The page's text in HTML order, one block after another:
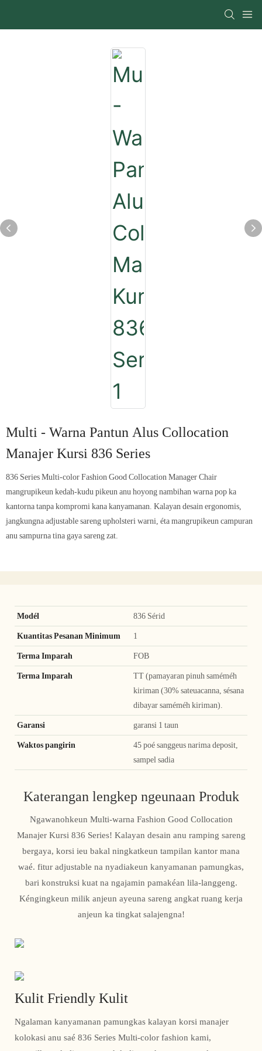
Multi - Warna Pantun Alus Collocation
Manajer Kursi 836 Series
836 Series Multi-color Fashion Good Collocation Manager Chair
mangrupikeun kedah-kudu pikeun anu hoyong nambihan warna pop ka
kantorna tanpa kompromi kana kanyamanan. Kalayan desain ergonomis,
jangkungna adjustable sareng upholsteri warni, éta mangrupikeun campuran
anu sampurna tina gaya sareng zat.
Modél 836 Sérid
Kuantitas Pesanan Minimum 1
Terma Imparah FOB
Terma Imparah
TT (pamayaran pinuh saméméh
kiriman (30% sateuacanna, sésana
dibayar saméméh kiriman).
Garansi garansi 1 taun
Waktos pangirin
45 poé sanggeus narima deposit,
sampel sadia
Katerangan lengkep ngeunaan Produk
Ngawanohkeun Multi-warna Fashion Good Collocation
Manajer Kursi 836 Series! Kalayan desain anu ramping sareng
bergaya, korsi ieu bakal ningkatkeun tampilan kantor mana
waé. fitur adjustable na nyadiakeun kanyamanan pamungkas,
bari konstruksi kuat na ngajamin pamakéan lila-langgeng.
Kéngingkeun milik anjeun ayeuna sareng angkat ruang kerja
anjeun ka tingkat salajengna!
Kulit Friendly Kulit
Ngalaman kanyamanan pamungkas kalayan korsi manajer
kolokasi anu saé 836 Series Multi-color fashion kami,